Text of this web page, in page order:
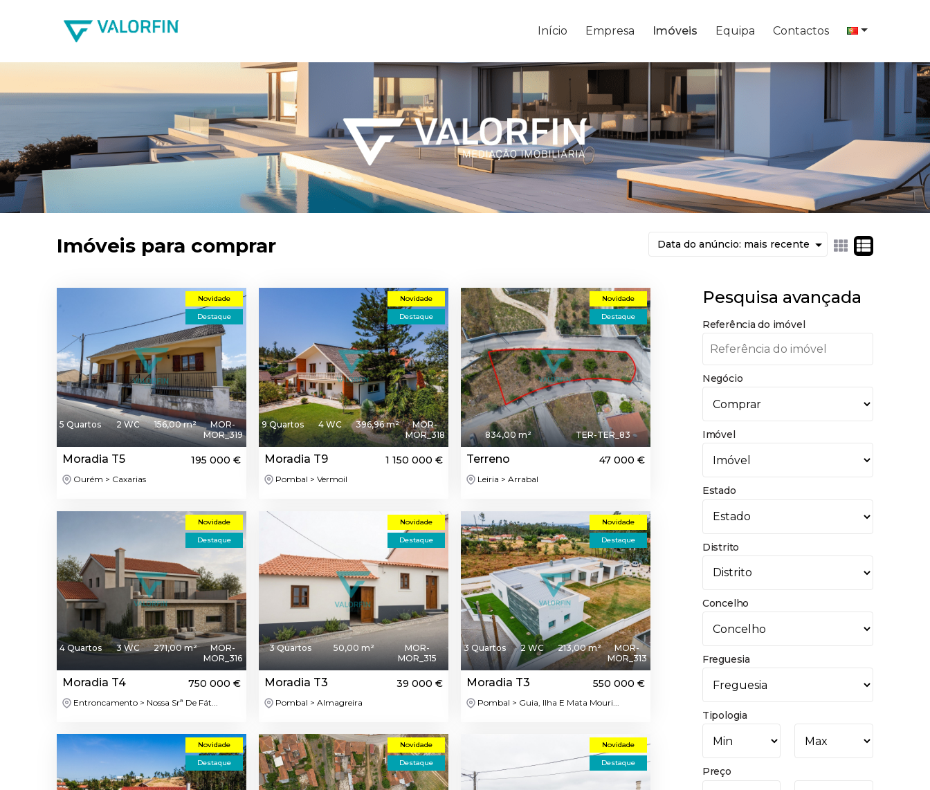
Início Empresa Imóveis Equipa Contactos
Imóveis para comprar
Novidade
Destaque
5 Quartos 2 WC 156,00 m²
MOR-
MOR_319
Moradia T5 195 000 €
Ourém > Caxarias
Novidade
Destaque
9 Quartos 4 WC 396,96 m²
MOR-
MOR_318
Moradia T9 1 150 000 €
Pombal > Vermoil
Novidade
Destaque
834,00 m² TER-TER_83
Terreno 47 000 €
Leiria > Arrabal
Novidade
Destaque
4 Quartos 3 WC 271,00 m²
MOR-
MOR_316
Moradia T4 750 000 €
Entroncamento > Nossa Srª De Fát...
Novidade
Destaque
3 Quartos 50,00 m²
MOR-
MOR_315
Moradia T3 39 000 €
Pombal > Almagreira
Novidade
Destaque
3 Quartos 2 WC 213,00 m²
MOR-
MOR_313
Moradia T3 550 000 €
Pombal > Guia, Ilha E Mata Mouri...
Novidade
Destaque
Novidade
Destaque
Novidade
Destaque
Pesquisa avançada
Referência do imóvel
Negócio
Imóvel
Estado
Distrito
Concelho
Freguesia
Tipologia
Preço